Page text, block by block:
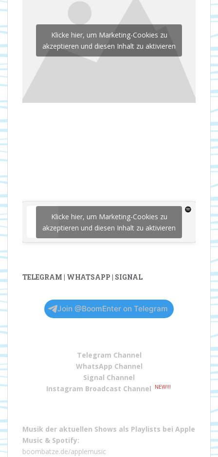
Klicke hier, um Marketing-Cookies zu
akzeptieren und diesen Inhalt zu aktivieren
Klicke hier, um Marketing-Cookies zu
akzeptieren und diesen Inhalt zu aktivieren
TELEGRAM | WHATSAPP | SIGNAL
Join @BoomEnter on Telegram
Telegram Channel
WhatsApp Channel
Signal Channel
Instagram Broadcast Channel
NEW!!!
Musik der aktuellen Shows als Playlists bei Apple
Music & Spotify:
boombatze.de/applemusic